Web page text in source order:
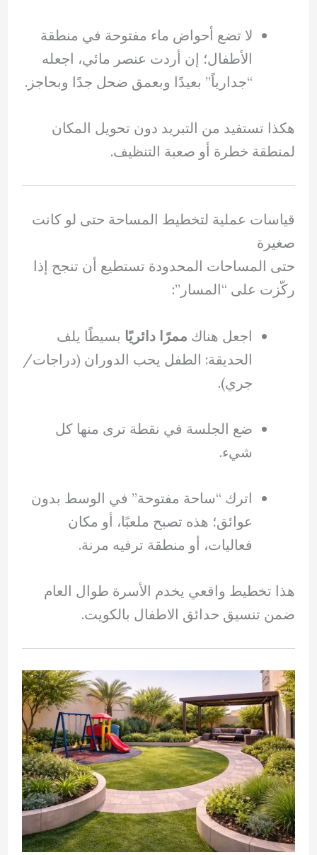
لا تضع أحواض ماء مفتوحة في منطقة
الأطفال؛ إن أردت عنصر مائي، اجعله
“جدارياً” بعيدًا وبعمق ضحل جدًا وبحاجز.
هكذا تستفيد من التبريد دون تحويل المكان
لمنطقة خطرة أو صعبة التنظيف.
قياسات عملية لتخطيط المساحة حتى لو كانت
صغيرة
حتى المساحات المحدودة تستطيع أن تنجح إذا
ركّزت على “المسار”:
اجعل هناك ممرًا دائريًا بسيطًا يلف
الحديقة: الطفل يحب الدوران (دراجات/
جري).
ضع الجلسة في نقطة ترى منها كل
شيء.
اترك “ساحة مفتوحة” في الوسط بدون
عوائق؛ هذه تصبح ملعبًا، أو مكان
فعاليات، أو منطقة ترفيه مرنة.
هذا تخطيط واقعي يخدم الأسرة طوال العام
ضمن تنسيق حدائق الاطفال بالكويت.